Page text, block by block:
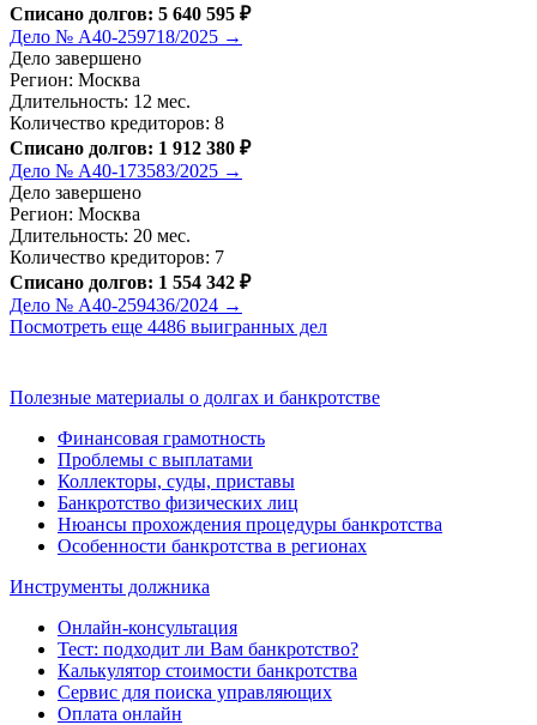
Списано долгов: 5 640 595 ₽
Дело № А40-259718/2025 →
Дело завершено
Регион: Москва
Длительность: 12 мес.
Количество кредиторов: 8
Списано долгов: 1 912 380 ₽
Дело № А40-173583/2025 →
Дело завершено
Регион: Москва
Длительность: 20 мес.
Количество кредиторов: 7
Списано долгов: 1 554 342 ₽
Дело № А40-259436/2024 →
Посмотреть еще 4486 выигранных дел
Полезные материалы о долгах и банкротстве
Финансовая грамотность
Проблемы с выплатами
Коллекторы, суды, приставы
Банкротство физических лиц
Нюансы прохождения процедуры банкротства
Особенности банкротства в регионах
Инструменты должника
Онлайн-консультация
Тест: подходит ли Вам банкротство?
Калькулятор стоимости банкротства
Сервис для поиска управляющих
Оплата онлайн